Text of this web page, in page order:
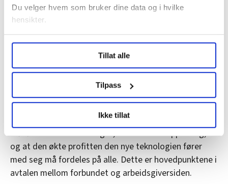
Du velger hvem som bruker dine data og i hvilke
hensikter.
Undermer infokan du lese om hvordan dine personlige
data behandles og hvordan du kan velge hvordan de skal
brukes. Du kan hele tiden endre eller trekke tilbake ditt
samtykke fra erklæringen om informasjonskapsler.
LO Medias publikasjoner frifagbevegelse.no, hk-nytt.no
og fontene.no bruker informasjonskapsler (cookies) for å
lære hvordan våre nettsider blir brukt slik at vi tilby
relevant innhold, tilpassede annonser og utarbeide
statistikk.
Vi deler bare informasjon om hvordan du bruker
nettstedet med LO Medias egne samarbeidspartnere
Tillat alle
Tilpass
Ikke tillat
(Undersak 2) Takeshi Matsui i UA Zensen
Håvard Sæbø
UA Zensen har 1,8 millioner medlemmer innen alt fra
tekstilbransjen til handel, og Matsui gir oss en
detaljert gjennomgang av forbundets KI-plan.
Mye handler om medarbeidermedvirkning: at ting må
drøftes med de tillitsvalgte, at alle må få opplæring,
og at den økte profitten den nye teknologien fører
med seg må fordeles på alle. Dette er hovedpunktene i
avtalen mellom forbundet og arbeidsgiversiden.